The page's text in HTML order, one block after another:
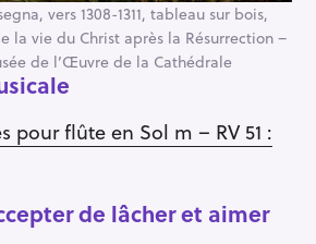
vers 1308-1311, tableau sur bois,
la vie du Christ après la Résurrection –
de l’Œuvre de la Cathédrale
pour flûte en Sol m – RV 51 :
de lâcher et aimer